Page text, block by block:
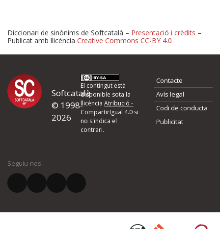
Proposeu-nos millores o
d'errors
Si heu trobat un error o voleu proposar alguna millora, ompliu els
quina és la millora que proposeu o l'error del qual voleu informar-
El vostre correu electrònic *
Diccionari de sinònims de Softcatalà – Presentació i crèdits –
Publicat amb llicència Creative Commons CC-BY 4.0
Softcatalà
© 1998-
2026
El contingut està
disponible sota la
llicènciaAtribució -
CompartirIgual 4.0 si
no s'indica el
contrari.
Contacte
Avís legal
Codi de conducta
Publicitat
Seguiu-nos